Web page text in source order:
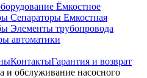
Ёмкостное
Сепараторы Емкостная
Элементы трубопровода
автоматики
КонтактыГарантия и возврат
обслуживание насосного